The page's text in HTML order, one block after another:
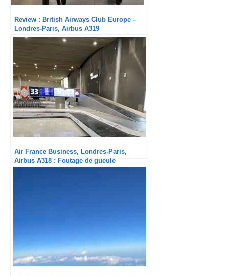
Review : British Airways Club Europe –
Londres-Paris, Airbus A319
Air France Business, Londres-Paris,
Airbus A318 : Foutage de gueule